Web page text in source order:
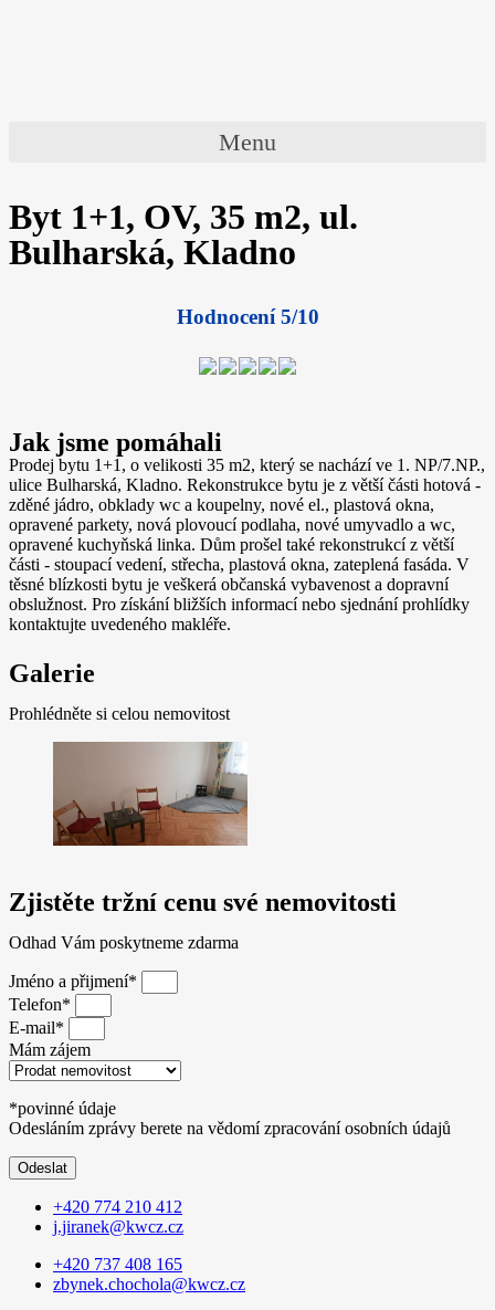
Menu
Byt 1+1, OV, 35 m2, ul.
Bulharská, Kladno
Hodnocení 5/10
Jak jsme pomáhali
Prodej bytu 1+1, o velikosti 35 m2, který se nachází ve 1. NP/7.NP.,
ulice Bulharská, Kladno. Rekonstrukce bytu je z větší části hotová -
zděné jádro, obklady wc a koupelny, nové el., plastová okna,
opravené parkety, nová plovoucí podlaha, nové umyvadlo a wc,
opravené kuchyňská linka. Dům prošel také rekonstrukcí z větší
části - stoupací vedení, střecha, plastová okna, zateplená fasáda. V
těsné blízkosti bytu je veškerá občanská vybavenost a dopravní
obslužnost. Pro získání bližších informací nebo sjednání prohlídky
kontaktujte uvedeného makléře.
Galerie
Prohlédněte si celou nemovitost
Zjistěte tržní cenu své nemovitosti
Odhad Vám poskytneme zdarma
Jméno a přijmení*
Telefon*
E-mail*
Mám zájem
*povinné údaje
Odesláním zprávy berete na vědomí zpracování osobních údajů
Odeslat
+420 774 210 412
j.jiranek@kwcz.cz
+420 737 408 165
zbynek.chochola@kwcz.cz